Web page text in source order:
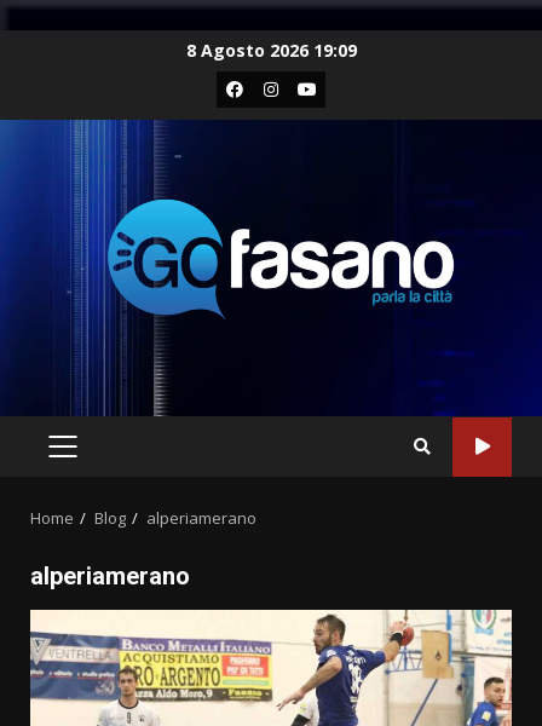
8 Agosto 2026 19:09
Facebook
Instagram
Youtube
PRIMARY
Home Blog alperiamerano
alperiamerano